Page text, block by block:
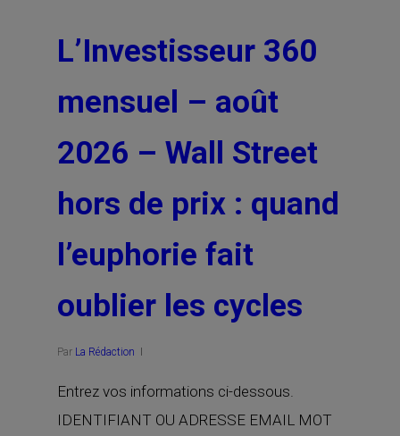
L’Investisseur 360
mensuel – août
2026 – Wall Street
hors de prix : quand
l’euphorie fait
oublier les cycles
Par La Rédaction
Entrez vos informations ci-dessous.
IDENTIFIANT OU ADRESSE EMAIL MOT